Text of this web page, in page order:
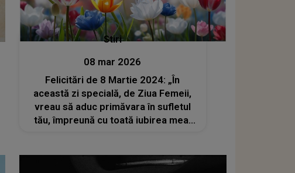
Stiri
08 mar 2026
Felicitări de 8 Martie 2024: „În
această zi specială, de Ziua Femeii,
vreau să aduc primăvara în sufletul
tău, împreună cu toată iubirea mea!